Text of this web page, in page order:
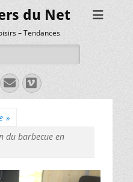
du Net
– Tendances
E-
mail
Vimeo
»
du barbecue en